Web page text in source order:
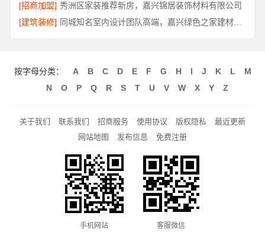
[招商加盟] 秀洲区家装推荐新房，嘉兴锦居装饰材料有限公司
[建筑装修]
同城知名室内设计团队高端，嘉兴绿色之家建材科技有限公司
按字母分类： A B C D E F G H I J K L
M
N
O P Q R S T U V W X Y Z
关于我们 联系我们 招商服务 使用协议 版权隐私
最近更新
网站地图
发布信息 免费注册
手机网站 客服微信